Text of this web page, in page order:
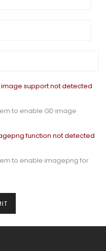
image support not detected
to enable GD image
function not detected
to enable imagepng for